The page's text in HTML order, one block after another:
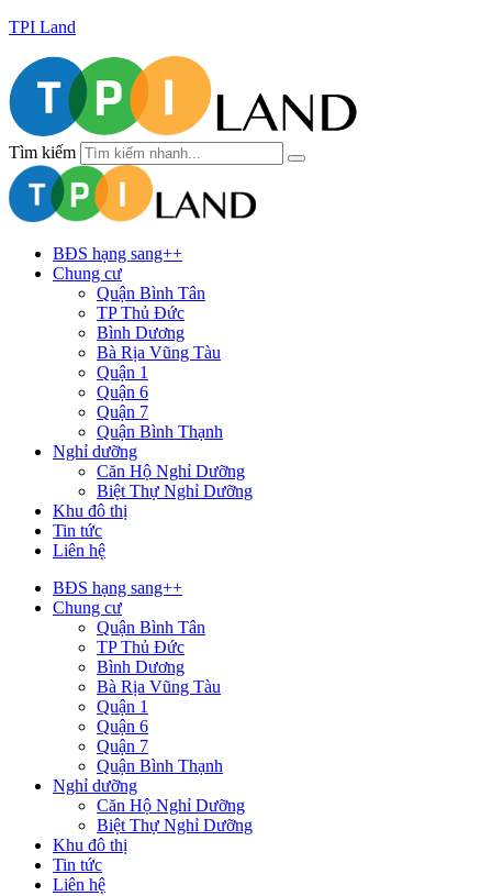
TPI Land
Tìm kiếm
BĐS hạng sang++
Chung cư
Quận Bình Tân
TP Thủ Đức
Bình Dương
Bà Rịa Vũng Tàu
Quận 1
Quận 6
Quận 7
Quận Bình Thạnh
Nghỉ dưỡng
Căn Hộ Nghỉ Dưỡng
Biệt Thự Nghỉ Dưỡng
Khu đô thị
Tin tức
Liên hệ
BĐS hạng sang++
Chung cư
Quận Bình Tân
TP Thủ Đức
Bình Dương
Bà Rịa Vũng Tàu
Quận 1
Quận 6
Quận 7
Quận Bình Thạnh
Nghỉ dưỡng
Căn Hộ Nghỉ Dưỡng
Biệt Thự Nghỉ Dưỡng
Khu đô thị
Tin tức
Liên hệ